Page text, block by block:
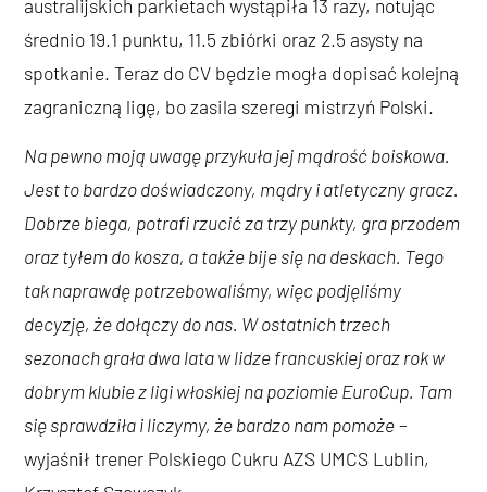
australijskich parkietach wystąpiła 13 razy, notując
średnio 19.1 punktu, 11.5 zbiórki oraz 2.5 asysty na
spotkanie. Teraz do CV będzie mogła dopisać kolejną
zagraniczną ligę, bo zasila szeregi mistrzyń Polski.
Na pewno moją uwagę przykuła jej mądrość boiskowa.
Jest to bardzo doświadczony, mądry i atletyczny gracz.
Dobrze biega, potrafi rzucić za trzy punkty, gra przodem
oraz tyłem do kosza, a także bije się na deskach. Tego
tak naprawdę potrzebowaliśmy, więc podjęliśmy
decyzję, że dołączy do nas. W ostatnich trzech
sezonach grała dwa lata w lidze francuskiej oraz rok w
dobrym klubie z ligi włoskiej na poziomie EuroCup. Tam
się sprawdziła i liczymy, że bardzo nam pomoże–
wyjaśnił trener Polskiego Cukru AZS UMCS Lublin,